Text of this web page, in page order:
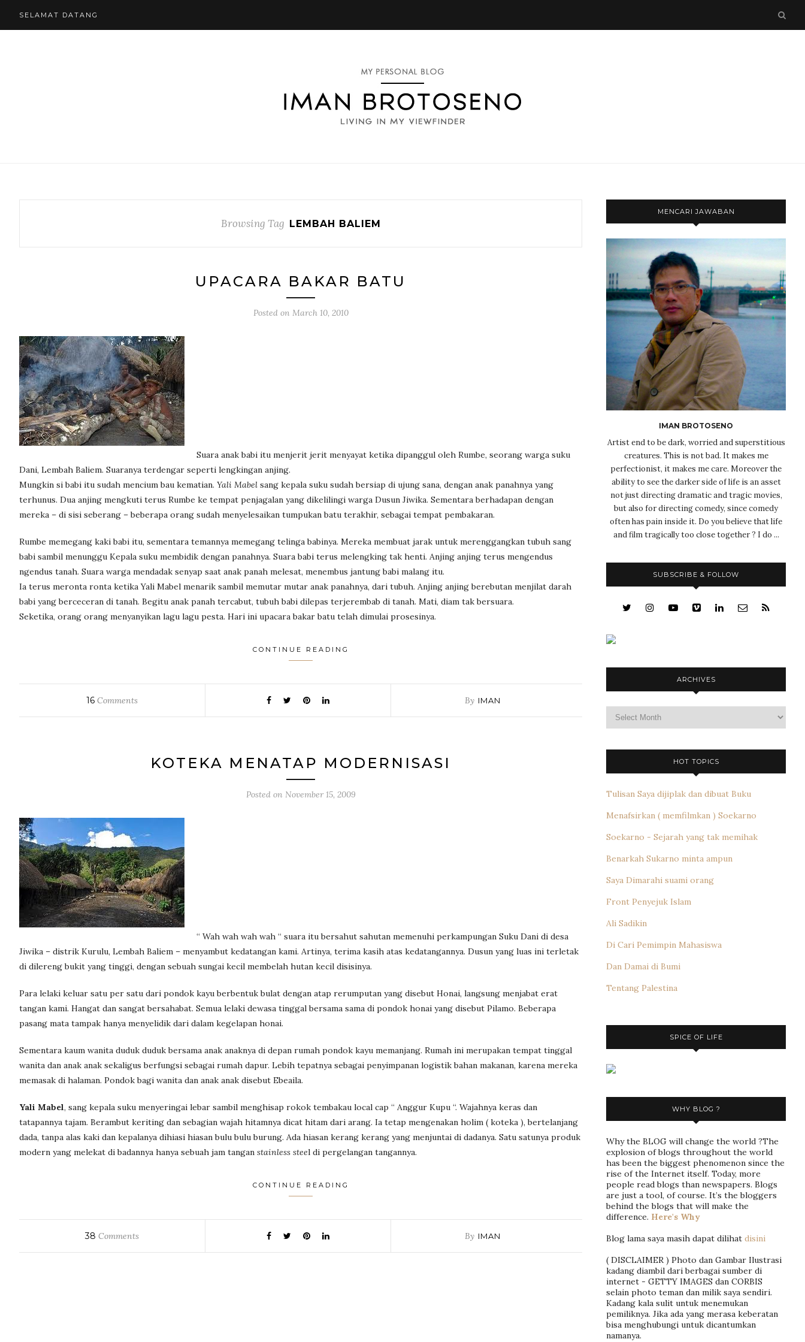
SELAMAT DATANG
Browsing Tag LEMBAH BALIEM
UPACARA BAKAR BATU
Posted on March 10, 2010
Suara anak babi itu menjerit jerit menyayat ketika dipanggul oleh Rumbe, seorang warga suku
Dani, Lembah Baliem. Suaranya terdengar seperti lengkingan anjing.
Mungkin si babi itu sudah mencium bau kematian. Yali Mabel sang kepala suku sudah bersiap di ujung sana, dengan anak panahnya yang
terhunus. Dua anjing mengkuti terus Rumbe ke tempat penjagalan yang dikelilingi warga Dusun Jiwika. Sementara berhadapan dengan
mereka – di sisi seberang – beberapa orang sudah menyelesaikan tumpukan batu terakhir, sebagai tempat pembakaran.
Rumbe memegang kaki babi itu, sementara temannya memegang telinga babinya. Mereka membuat jarak untuk merenggangkan tubuh sang
babi sambil menunggu Kepala suku membidik dengan panahnya. Suara babi terus melengking tak henti. Anjing anjing terus mengendus
ngendus tanah. Suara warga mendadak senyap saat anak panah melesat, menembus jantung babi malang itu.
Ia terus meronta ronta ketika Yali Mabel menarik sambil memutar mutar anak panahnya, dari tubuh. Anjing anjing berebutan menjilat darah
babi yang berceceran di tanah. Begitu anak panah tercabut, tubuh babi dilepas terjerembab di tanah. Mati, diam tak bersuara.
Seketika, orang orang menyanyikan lagu lagu pesta. Hari ini upacara bakar batu telah dimulai prosesinya.
CONTINUE READING
16 Comments By IMAN
KOTEKA MENATAP MODERNISASI
Posted on November 15, 2009
“ Wah wah wah wah “ suara itu bersahut sahutan memenuhi perkampungan Suku Dani di desa
Jiwika – distrik Kurulu, Lembah Baliem – menyambut kedatangan kami. Artinya, terima kasih atas kedatangannya. Dusun yang luas ini terletak
di dilereng bukit yang tinggi, dengan sebuah sungai kecil membelah hutan kecil disisinya.
Para lelaki keluar satu per satu dari pondok kayu berbentuk bulat dengan atap rerumputan yang disebut Honai, langsung menjabat erat
tangan kami. Hangat dan sangat bersahabat. Semua lelaki dewasa tinggal bersama sama di pondok honai yang disebut Pilamo. Beberapa
pasang mata tampak hanya menyelidik dari dalam kegelapan honai.
Sementara kaum wanita duduk duduk bersama anak anaknya di depan rumah pondok kayu memanjang. Rumah ini merupakan tempat tinggal
wanita dan anak anak sekaligus berfungsi sebagai rumah dapur. Lebih tepatnya sebagai penyimpanan logistik bahan makanan, karena mereka
memasak di halaman. Pondok bagi wanita dan anak anak disebut Ebeaila.
Yali Mabel, sang kepala suku menyeringai lebar sambil menghisap rokok tembakau local cap “ Anggur Kupu “. Wajahnya keras dan
tatapannya tajam. Berambut keriting dan sebagian wajah hitamnya dicat hitam dari arang. Ia tetap mengenakan holim ( koteka ), bertelanjang
dada, tanpa alas kaki dan kepalanya dihiasi hiasan bulu bulu burung. Ada hiasan kerang kerang yang menjuntai di dadanya. Satu satunya produk
modern yang melekat di badannya hanya sebuah jam tangan stainless steel di pergelangan tangannya.
CONTINUE READING
38 Comments By IMAN
MENCARI JAWABAN
IMAN BROTOSENO
Artist end to be dark, worried and superstitious
creatures. This is not bad. It makes me
perfectionist, it makes me care. Moreover the
ability to see the darker side of life is an asset
not just directing dramatic and tragic movies,
but also for directing comedy, since comedy
often has pain inside it. Do you believe that life
and film tragically too close together ? I do ...
SUBSCRIBE & FOLLOW
ARCHIVES
HOT TOPICS
Tulisan Saya dijiplak dan dibuat Buku
Menafsirkan ( memfilmkan ) Soekarno
Soekarno - Sejarah yang tak memihak
Benarkah Sukarno minta ampun
Saya Dimarahi suami orang
Front Penyejuk Islam
Ali Sadikin
Di Cari Pemimpin Mahasiswa
Dan Damai di Bumi
Tentang Palestina
SPICE OF LIFE
WHY BLOG ?
Why the BLOG will change the world ?The
explosion of blogs throughout the world
has been the biggest phenomenon since the
rise of the Internet itself. Today, more
people read blogs than newspapers. Blogs
are just a tool, of course. It’s the bloggers
behind the blogs that will make the
difference. Here's Why
Blog lama saya masih dapat dilihat disini
( DISCLAIMER ) Photo dan Gambar Ilustrasi
kadang diambil dari berbagai sumber di
internet - GETTY IMAGES dan CORBIS
selain photo teman dan milik saya sendiri.
Kadang kala sulit untuk menemukan
pemiliknya. Jika ada yang merasa keberatan
bisa menghubungi untuk dicantumkan
namanya.